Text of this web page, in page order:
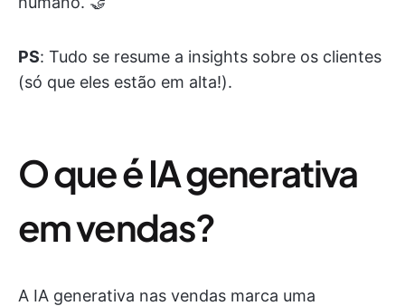
PS: Tudo se resume a insights sobre os clientes
(só que eles estão em alta!).
O que é IA generativa
em vendas?
A IA generativa nas vendas marca uma